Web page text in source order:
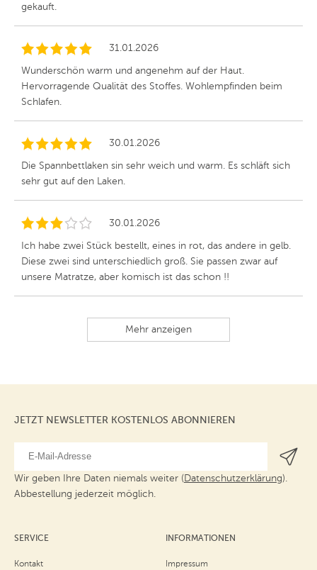
gekauft.
31.01.2026
Wunderschön warm und angenehm auf der Haut.
Hervorragende Qualität des Stoffes. Wohlempfinden beim
Schlafen.
30.01.2026
Die Spannbettlaken sin sehr weich und warm. Es schläft sich
sehr gut auf den Laken.
30.01.2026
Ich habe zwei Stück bestellt, eines in rot, das andere in gelb.
Diese zwei sind unterschiedlich groß. Sie passen zwar auf
unsere Matratze, aber komisch ist das schon !!
Mehr anzeigen
JETZT NEWSLETTER KOSTENLOS ABONNIEREN
Wir geben Ihre Daten niemals weiter (Datenschutzerklärung).
Abbestellung jederzeit möglich.
SERVICE
Kontakt
INFORMATIONEN
Impressum